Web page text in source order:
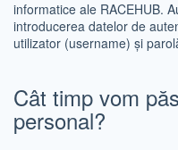
informatice ale RACEHUB.
introducerea datelor de
utilizator (username) și
Cât timp vom
personal?